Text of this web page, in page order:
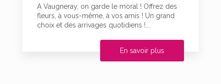
A Vaugneray, on garde le moral ! Offrez des
fleurs, à vous-même, à vos amis ! Un grand
choix et des arrivages quotidiens !...
En savoir plus